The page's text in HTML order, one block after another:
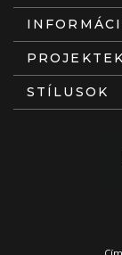
PROJEKTEK
STÍLUSOK